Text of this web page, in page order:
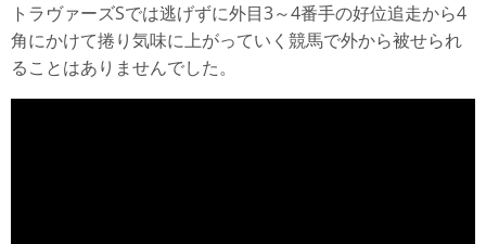
トラヴァーズSでは逃げずに外目3～4番手の好位追走から4
角にかけて捲り気味に上がっていく競馬で外から被せられ
ることはありませんでした。